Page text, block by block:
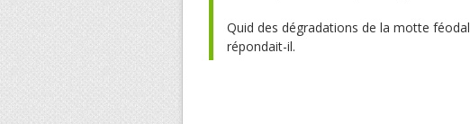
Quid des dégradations de la motte
répondait-il.